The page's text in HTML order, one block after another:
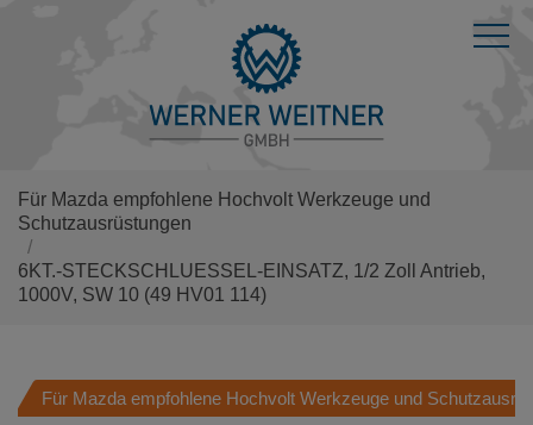
Für Mazda empfohlene Hochvolt Werkzeuge und
Schutzausrüstungen
6KT.-STECKSCHLUESSEL-EINSATZ, 1/2 Zoll Antrieb,
1000V, SW 10 (49 HV01 114)
Für Mazda empfohlene Hochvolt Werkzeuge und